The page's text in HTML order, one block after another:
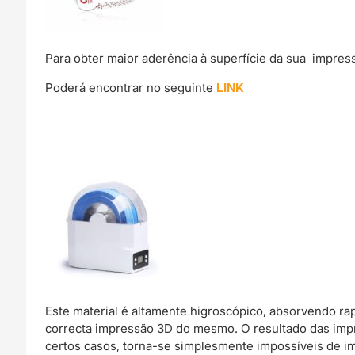
Para obter maior aderência à superfície da sua
Poderá encontrar no seguinte LINK
Este material é altamente higroscópico, absorvendo
correcta impressão 3D do mesmo. O resultado das
certos casos, torna-se simplesmente impossíveis de